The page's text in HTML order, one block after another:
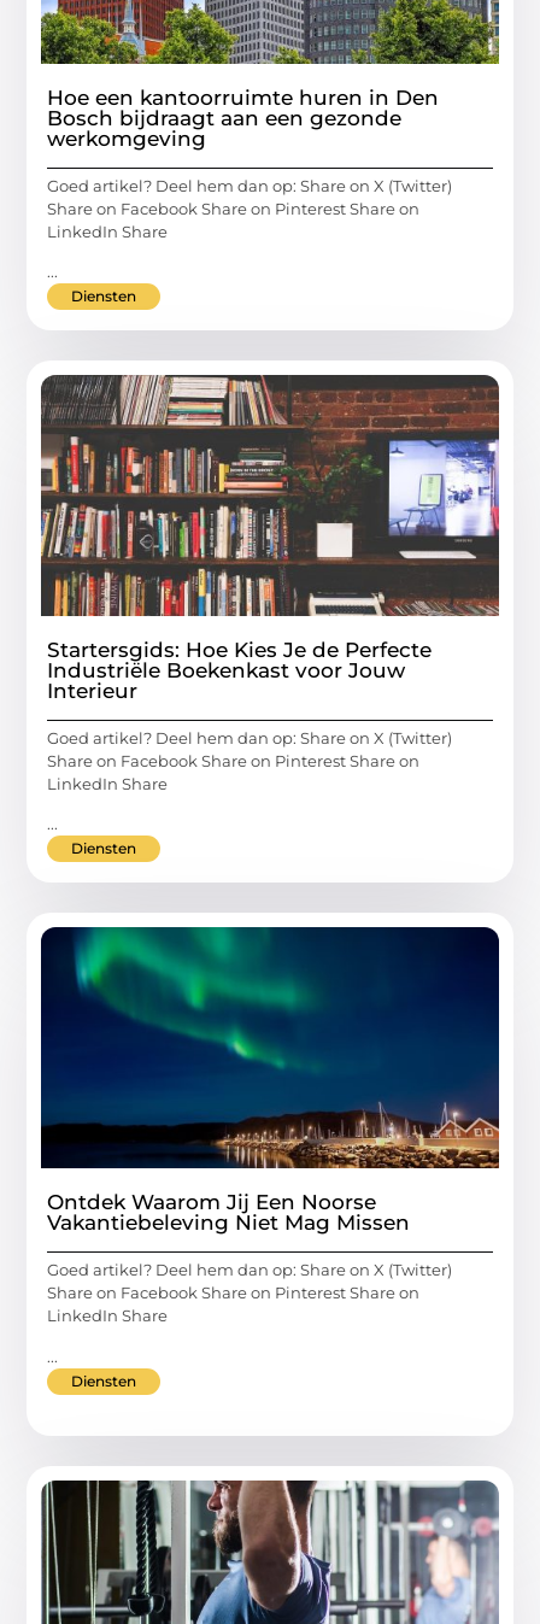
Hoe een kantoorruimte huren in Den
Bosch bijdraagt aan een gezonde
werkomgeving
Goed artikel? Deel hem dan op: Share on X (Twitter)
Share on Facebook Share on Pinterest Share on
LinkedIn Share
...
Diensten
Startersgids: Hoe Kies Je de Perfecte
Industriële Boekenkast voor Jouw
Interieur
Goed artikel? Deel hem dan op: Share on X (Twitter)
Share on Facebook Share on Pinterest Share on
LinkedIn Share
...
Diensten
Ontdek Waarom Jij Een Noorse
Vakantiebeleving Niet Mag Missen
Goed artikel? Deel hem dan op: Share on X (Twitter)
Share on Facebook Share on Pinterest Share on
LinkedIn Share
...
Diensten